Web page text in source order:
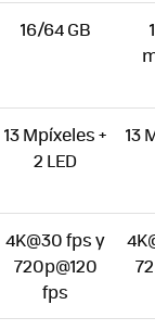
16/64 GB
13 Mpíxeles +
2 LED
13
4K@30 fps y
720p@120
fps